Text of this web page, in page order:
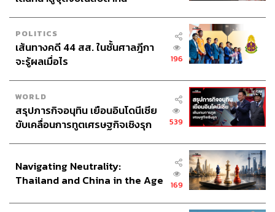
POLITICS
เส้นทางคดี 44 สส. ในชั้นศาลฎีกา
จะรู้ผลเมื่อไร
196
WORLD
สรุปภารกิจอนุทิน เยือนอินโดนีเซีย
ขับเคลื่อนการทูตเศรษฐกิจเชิงรุก
539
Navigating Neutrality:
Thailand and China in the Age
169